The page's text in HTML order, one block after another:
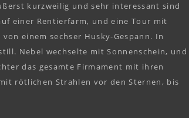
kurzweilig und sehr interessant sind
einer Rentierfarm, und eine Tour mit
einem sechser Husky-Gespann. In
Nebel wechselte mit Sonnenschein, und
das gesamte Firmament mit ihren
rötlichen Strahlen vor den Sternen, bis